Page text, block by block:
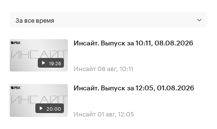
За все время
19:26
Инсайт. Выпуск за 10:11, 08.08.2026
Инсайт 08 авг, 10:11
20:00
Инсайт. Выпуск за 12:05, 01.08.2026
Инсайт 01 авг, 12:05